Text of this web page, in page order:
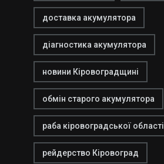
доставка акумулятора
діагностика акумулятора
новини Кіровоградщині
обмін старого акумулятора
раба кіровоградської області
рейдерство Кіровоград